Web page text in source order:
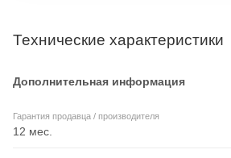
Технические характеристики
Дополнительная информация
Гарантия продавца / производителя
12 мес.